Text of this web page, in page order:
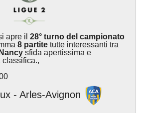
apre il 28° turno del campionato
8 partite tutte interessanti tra
sfida apertissima e
classifica.,
- Arles-Avignon